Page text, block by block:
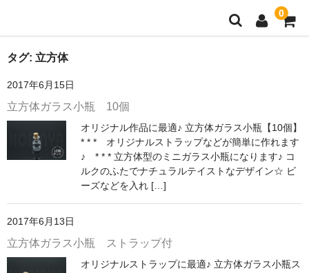
0
商品一覧
絞り口
コルク栓
プラ栓
コルク栓
セット
タグ: 立方体
2017年6月15日
立方体ガラス小瓶 10個
オリジナル作品に最適♪ 立方体ガラス小瓶【10個】
* * * オリジナルストラップなどが簡単に作れます
♪ * * * 立方体型のミニガラス小瓶になります♪ コ
ルクのふたでナチュラルテイストなデザイン☆ ビ
ーズなどを入れ […]
2017年6月13日
立方体ガラス小瓶 ストラップ付
オリジナルストラップに最適♪ 立方体ガラス小瓶ス